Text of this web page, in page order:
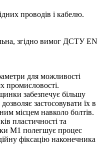
проводів і кабелю.
згідно вимог ДСТУ EN
для можливості
промисловості.
забезпечує більшу
застосовувати їх в
місцем навколо болтів.
пластичності та
М1 полегшує процес
фіксацію наконечника